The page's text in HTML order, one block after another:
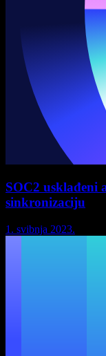
SOC2 usklađeni
sinkronizaciju
1. svibnja 2023.